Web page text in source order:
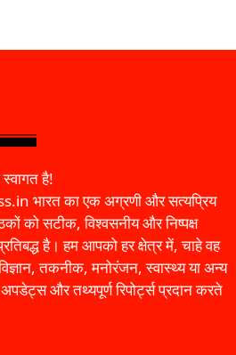
है!
भारत का एक अग्रणी और सत्यप्रिय
को सटीक, विश्वसनीय और निष्पक्ष
है। हम आपको हर क्षेत्र में, चाहे वह
तकनीक, मनोरंजन, स्वास्थ्य या अन्य
और तथ्यपूर्ण रिपोर्ट्स प्रदान करते